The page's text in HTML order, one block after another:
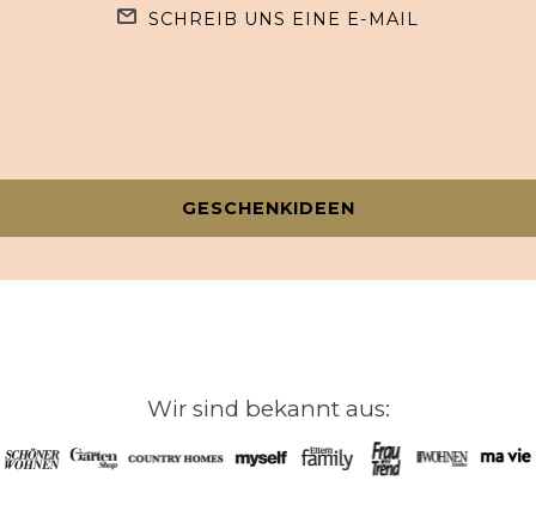
SCHREIB UNS EINE E-MAIL
GESCHENKIDEEN
Wir sind bekannt aus: